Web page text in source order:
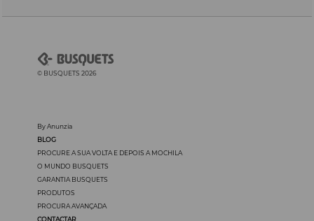
© BUSQUETS 2026
By Anunzia
BLOG
PROCURE A SUA VOLTA E DEPOIS A MOCHILA
O MUNDO BUSQUETS
GARANTIA BUSQUETS
PRODUTOS
PROCURA AVANÇADA
CONTACTAR